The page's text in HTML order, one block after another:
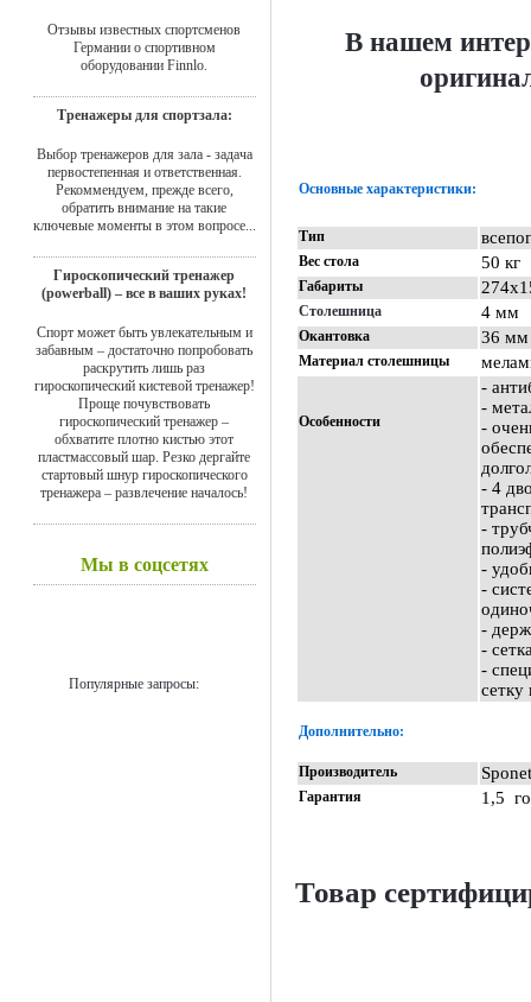
Отзывы известных спортсменов
Германии о спортивном
оборудовании Finnlo.
Тренажеры для спортзала:
Выбор тренажеров для зала - задача
первостепенная и ответственная.
Рекоммендуем, прежде всего,
обратить внимание на такие
ключевые моменты в этом вопросе...
Гироскопический тренажер
(powerball) – все в ваших руках!
Спорт может быть увлекательным и
забавным – достаточно попробовать
раскрутить лишь раз
гироскопический кистевой тренажер!
Проще почувствовать
гироскопический тренажер –
обхватите плотно кистью этот
пластмассовый шар. Резко дергайте
стартовый шнур гироскопического
тренажера – развлечение началось!
Мы в соцсетях
Популярные запросы:
В нашем
Основные характеристики:
Тип
Вес стола 50 кг
Габариты
Столешница 4 мм
Окантовка 36 мм
Материал столешницы
Особенности
-
-
-
- 4
-
-
-
-
-
-
сетку
Дополнительно:
Производитель
Гарантия 1,5
Товар